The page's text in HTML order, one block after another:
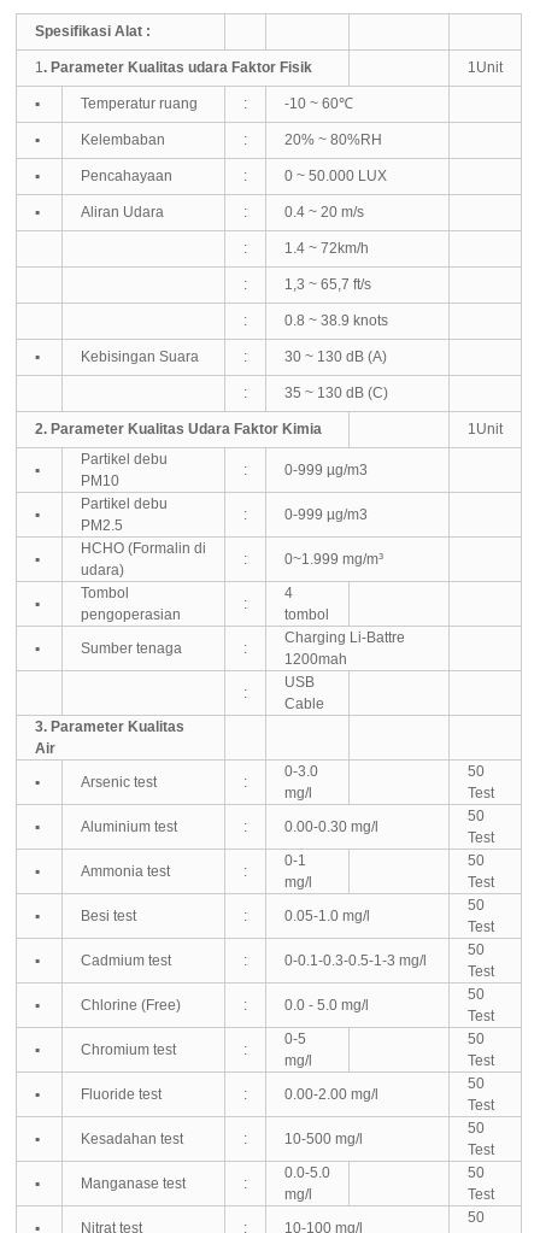
Spesifikasi Alat :
1. Parameter Kualitas udara Faktor Fisik 1Unit
▪ Temperatur ruang : -10 ~ 60℃
▪ Kelembaban : 20% ~ 80%RH
▪ Pencahayaan : 0 ~ 50.000 LUX
▪ Aliran Udara : 0.4 ~ 20 m/s
: 1.4 ~ 72km/h
: 1,3 ~ 65,7 ft/s
: 0.8 ~ 38.9 knots
▪ Kebisingan Suara : 30 ~ 130 dB (A)
: 35 ~ 130 dB (C)
2. Parameter Kualitas Udara Faktor Kimia 1Unit
▪
Partikel debu
PM10
: 0-999 µg/m3
▪
Partikel debu
PM2.5
: 0-999 µg/m3
▪
HCHO (Formalin di
udara)
: 0~1.999 mg/m³
▪
Tombol
pengoperasian
:
4
tombol
▪
Sumber tenaga :
Charging Li-Battre
1200mah
:
USB
Cable
3. Parameter Kualitas
Air
▪
Arsenic test :
0-3.0
mg/l
50
Test
▪
Aluminium test : 0.00-0.30 mg/l
50
Test
▪
Ammonia test :
0-1
mg/l
50
Test
▪
Besi test : 0.05-1.0 mg/l
50
Test
▪
Cadmium test : 0-0.1-0.3-0.5-1-3 mg/l
50
Test
▪
Chlorine (Free) : 0.0 - 5.0 mg/l
50
Test
▪
Chromium test :
0-5
mg/l
50
Test
▪
Fluoride test : 0.00-2.00 mg/l
50
Test
▪
Kesadahan test : 10-500 mg/l
50
Test
▪
Manganase test :
0.0-5.0
mg/l
50
Test
▪
Nitrat test : 10-100 mg/l
50